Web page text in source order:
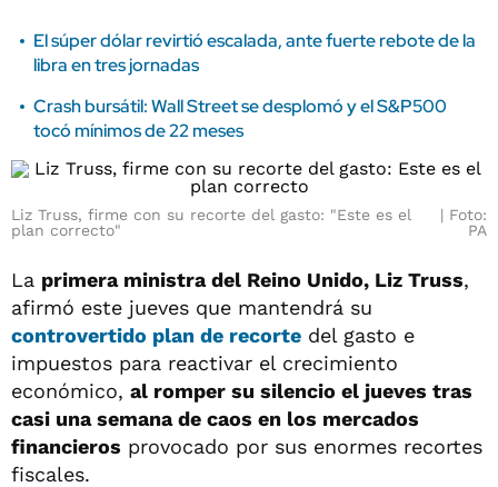
El súper dólar revirtió escalada, ante fuerte rebote de la
libra en tres jornadas
Crash bursátil: Wall Street se desplomó y el S&P500
tocó mínimos de 22 meses
Liz Truss, firme con su recorte del gasto: "Este es el
plan correcto"
Foto:
PA
La primera ministra del Reino Unido, Liz Truss,
afirmó este jueves que mantendrá su
controvertido plan de recorte del gasto e
impuestos para reactivar el crecimiento
económico, al romper su silencio el jueves tras
casi una semana de caos en los mercados
financieros provocado por sus enormes recortes
fiscales.